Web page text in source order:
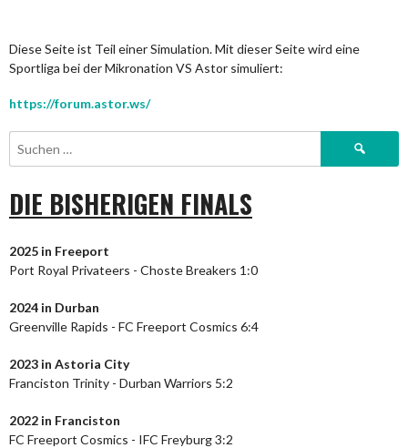
Diese Seite ist Teil einer Simulation. Mit dieser Seite wird eine
Sportliga bei der Mikronation VS Astor simuliert:
https://forum.astor.ws/
Suchen
DIE BISHERIGEN FINALS
2025 in Freeport
Port Royal Privateers - Choste Breakers 1:0
2024 in Durban
Greenville Rapids - FC Freeport Cosmics 6:4
2023 in Astoria City
Franciston Trinity - Durban Warriors 5:2
2022 in Franciston
FC Freeport Cosmics - IFC Freyburg 3:2